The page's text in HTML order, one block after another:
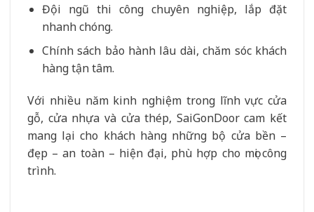
Đội ngũ thi công chuyên nghiệp, lắp đặt
nhanh chóng.
Chính sách bảo hành lâu dài, chăm sóc khách
hàng tận tâm.
Với nhiều năm kinh nghiệm trong lĩnh vực cửa
gỗ, cửa nhựa và cửa thép, SaiGonDoor cam kết
mang lại cho khách hàng những bộ cửa bền –
đẹp – an toàn – hiện đại, phù hợp cho mọi công
trình.